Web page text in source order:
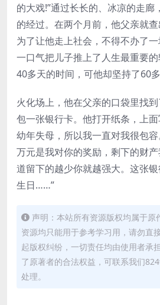
的大戏!”通过长长的、冰凉的走廊
的经过。在两个月前，他父亲就
为了让他走上社会，不得不办了
一口气把儿子推上了人生最重要
40多天的时间，可他却坚持了60
火化场上，他在父亲的口袋里找
包一张银行卡。他打开纸条，上
幼年失母，所以我一直对我很包
万元是我对你的奖励，剩下的财
道留下的越少你就越强大。这张
生日……”
声明：本站所有资源版权均属于原
资源均只能用于参考学习用，请勿直
起版权纠纷，一切责任均由使用者承
了原著者的合法权益，可联系我们
处理。